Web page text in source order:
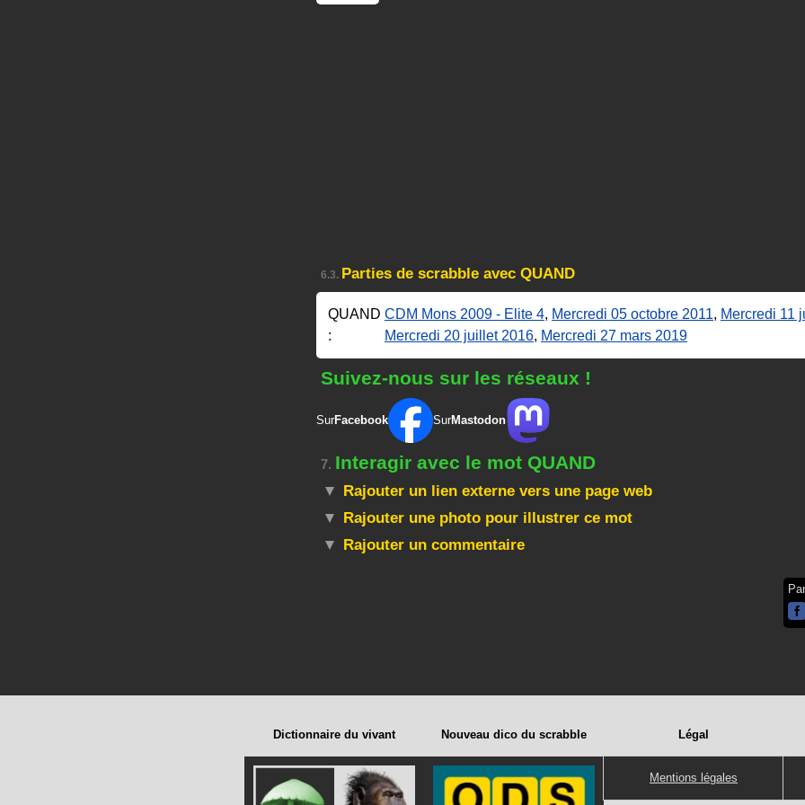
6.3. Parties de scrabble avec QUAND
QUAND
:
CDM Mons 2009 - Elite 4, Mercredi 05 octobre 2011, Mercredi 11
Mercredi 20 juillet 2016, Mercredi 27 mars 2019
Suivez-nous sur les réseaux !
SurFacebook SurMastodon
7. Interagir avec le mot QUAND
Rajouter un lien externe vers une page web
Rajouter une photo pour illustrer ce mot
Rajouter un commentaire
Dictionnaire du vivant Nouveau dico du scrabble Légal
Mentions légales